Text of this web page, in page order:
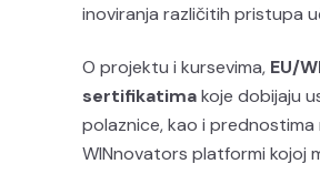
inoviranja različitih pristupa
O projektu i kursevima, EU/
sertifikatimakoje dobijaju
polaznice, kao i prednostima
WINnovators platformi kojoj